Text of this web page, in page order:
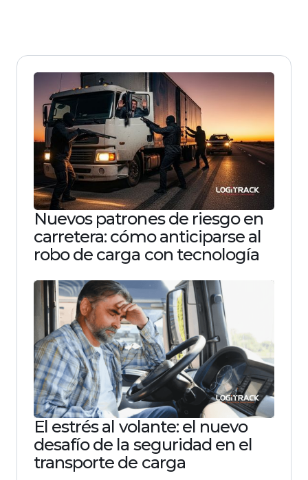
Nuevos patrones de riesgo en
carretera: cómo anticiparse al
robo de carga con tecnología
El estrés al volante: el nuevo
desafío de la seguridad en el
transporte de carga